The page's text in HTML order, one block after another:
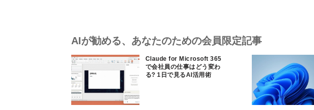
AIが勧める、あなたのための会員限定記事
Claude for Microsoft 365
で会社員の仕事はどう変わ
る? 1日で見るAI活用術